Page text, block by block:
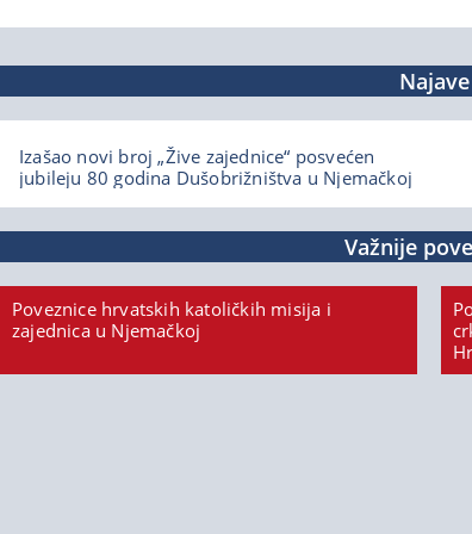
Najave
Izašao novi broj „Žive zajednice“ posvećen
jubileju 80 godina Dušobrižništva u Njemačkoj
Važnije
Poveznice hrvatskih katoličkih misija i
zajednica u Njemačkoj